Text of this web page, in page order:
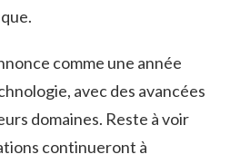
comme une année
avec des avancées
domaines. Reste à voir
continueront à